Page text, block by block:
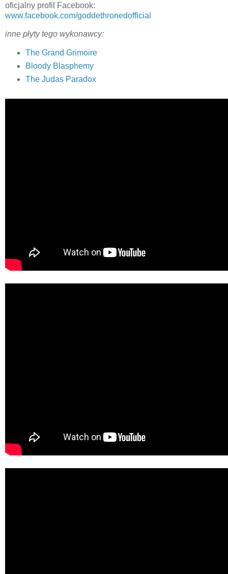
oficjalny profil Facebook:
www.facebook.com/goddethronedofficial
inne płyty tego wykonawcy:
The Grand Grimoire
Bloody Blasphemy
The Judas Paradox